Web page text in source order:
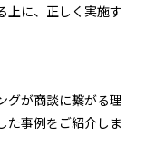
上に、正しく実施す
グが商談に繋がる理
た事例をご紹介しま